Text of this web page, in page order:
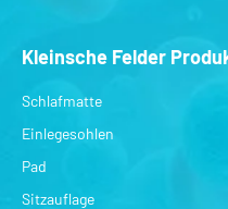
Kleinsche Felder
Schlafmatte
Einlegesohlen
Pad
Sitzauflage